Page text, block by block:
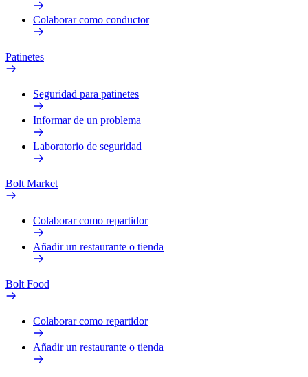
Colaborar como conductor
Patinetes
Seguridad para patinetes
Informar de un problema
Laboratorio de seguridad
Bolt Market
Colaborar como repartidor
Añadir un restaurante o tienda
Bolt Food
Colaborar como repartidor
Añadir un restaurante o tienda